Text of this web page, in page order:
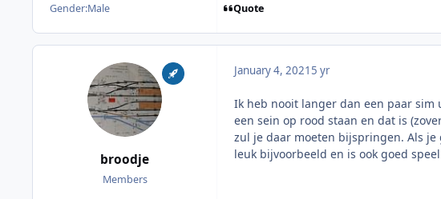
Gender:Male Quote
broodje
Members
January 4, 2021 5 yr
Ik heb nooit langer dan een paar sim
een sein op rood staan en dat is
zul je daar moeten bijspringen. Als
leuk bijvoorbeeld en is ook goed